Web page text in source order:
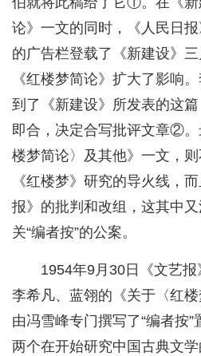
论》一文的同时，《人民日
的广告栏登载了《新建设》
《红楼梦简论》扩大了影响
到了《新建设》所发表的这
即合，决定合写批评文章②
楼梦简论〉及其他》一文，
《红楼梦》研究的导火线，
报》的批判和改组，这其中
关“编者按”的公案。
1954年9月30日《文艺
李希凡、蓝翎的《关于〈红楼
由冯雪峰专门撰写了“编者按”
两个在开始研究中国古典文